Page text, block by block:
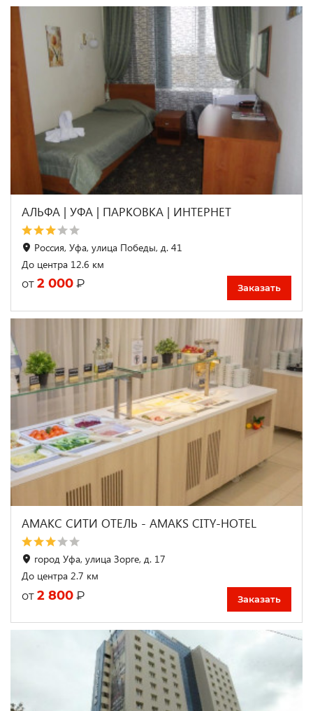
АЛЬФА | УФА | ПАРКОВКА | ИНТЕРНЕТ
Россия, Уфа, улица Победы, д. 41
До центра 12.6 км
от 2 000 ₽ Заказать
АМАКС СИТИ ОТЕЛЬ - AMAKS CITY-HOTEL
город Уфа, улица Зорге, д. 17
До центра 2.7 км
от 2 800 ₽ Заказать